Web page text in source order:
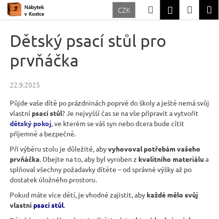
Přejít
CZK HledatPřihlášení
Dětský psací stůl pro
prvňáčka
22.9.2025
Půjde vaše dítě po prázdninách poprvé do školy a ještě nemá svůj
vlastní psací stůl? Je nejvyšší čas se na vše připravit a vytvořit
dětský pokoj , ve kterém se váš syn nebo dcera bude cítit
příjemně a bezpečně.
Při výběru stolu je důležité, abyvyhovoval potřebám vašeho
prvňáčka . Dbejte na to, aby byl vyroben z kvalitního materiálua
splňoval všechny požadavky dítěte – od správné výšky až po
dostatek úložného prostoru.
Pokud máte více dětí, je vhodné zajistit, aby každé mělo svůj
vlastní psací stůl
o
C
o
p
t
ř
e
b
u
j
e
t